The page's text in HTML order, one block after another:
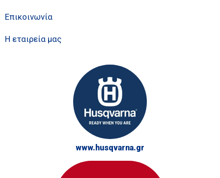
Επικοινωνία
Η εταιρεία μας
www.husqvarna.gr